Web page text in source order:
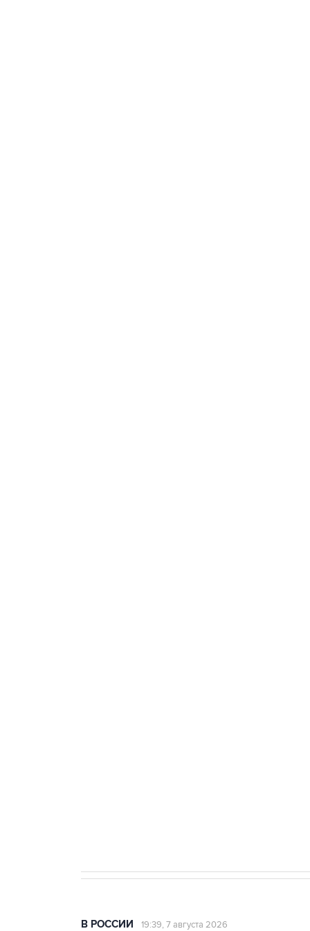
В РОССИИ 19:39, 7 августа 2026